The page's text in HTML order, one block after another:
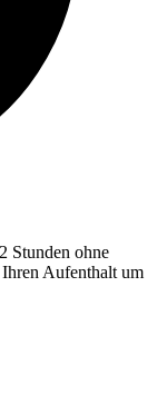
Stunden ohne
Aufenthalt um